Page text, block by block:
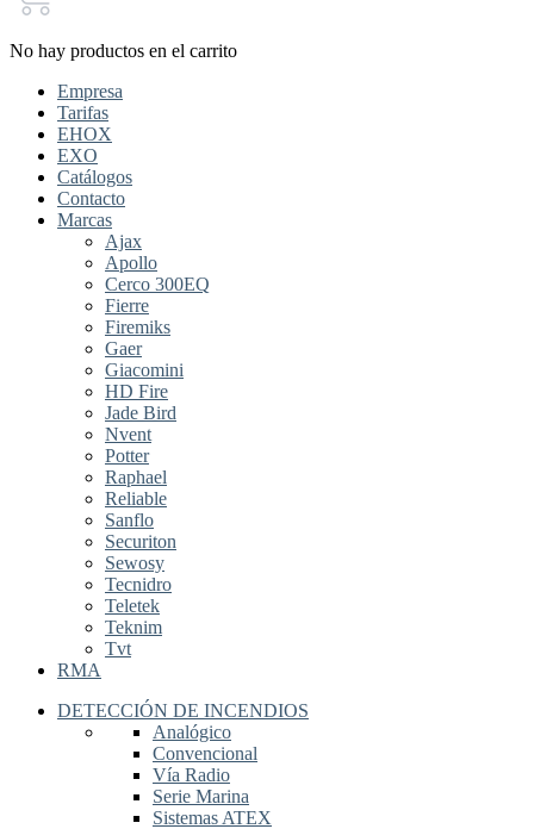
No hay productos en el carrito
Empresa
Tarifas
EHOX
EXO
Catálogos
Contacto
Marcas
Ajax
Apollo
Cerco 300EQ
Fierre
Firemiks
Gaer
Giacomini
HD Fire
Jade Bird
Nvent
Potter
Raphael
Reliable
Sanflo
Securiton
Sewosy
Tecnidro
Teletek
Teknim
Tvt
RMA
DETECCIÓN DE INCENDIOS
Analógico
Convencional
Vía Radio
Serie Marina
Sistemas ATEX